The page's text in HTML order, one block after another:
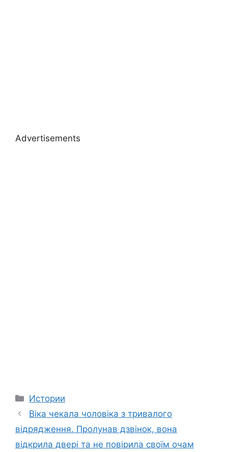
Advertisements
Categories
Истории
Віка чекала чоловіка з тривалого
відрядження. Пролунав дзвінок, вона
відкрила двері та не повірила своїм очам